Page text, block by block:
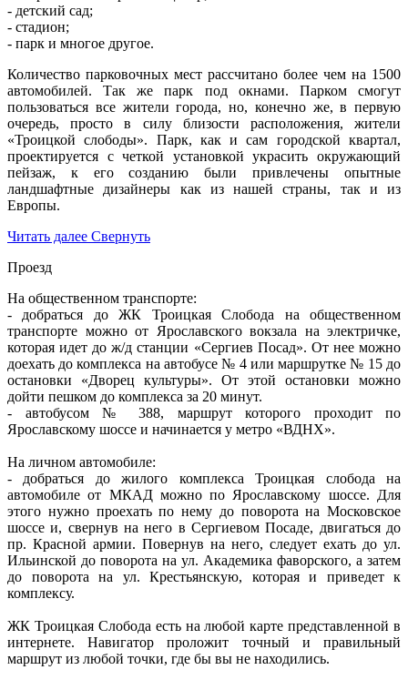
- детский сад;
- стадион;
- парк и многое другое.
Количество парковочных мест рассчитано более чем на 1500
автомобилей. Так же парк под окнами. Парком смогут
пользоваться все жители города, но, конечно же, в первую
очередь, просто в силу близости расположения, жители
«Троицкой слободы». Парк, как и сам городской квартал,
проектируется с четкой установкой украсить окружающий
пейзаж, к его созданию были привлечены опытные
ландшафтные дизайнеры как из нашей страны, так и из
Европы.
Читать далее Свернуть
Проезд
На общественном транспорте:
- добраться до ЖК Троицкая Слобода на общественном
транспорте можно от Ярославского вокзала на электричке,
которая идет до ж/д станции «Сергиев Посад». От нее можно
доехать до комплекса на автобусе № 4 или маршрутке № 15 до
остановки «Дворец культуры». От этой остановки можно
дойти пешком до комплекса за 20 минут.
- автобусом № 388, маршрут которого проходит по
Ярославскому шоссе и начинается у метро «ВДНХ».
На личном автомобиле:
- добраться до жилого комплекса Троицкая слобода на
автомобиле от МКАД можно по Ярославскому шоссе. Для
этого нужно проехать по нему до поворота на Московское
шоссе и, свернув на него в Сергиевом Посаде, двигаться до
пр. Красной армии. Повернув на него, следует ехать до ул.
Ильинской до поворота на ул. Академика фаворского, а затем
до поворота на ул. Крестьянскую, которая и приведет к
комплексу.
ЖК Троицкая Слобода есть на любой карте представленной в
интернете. Навигатор проложит точный и правильный
маршрут из любой точки, где бы вы не находились.